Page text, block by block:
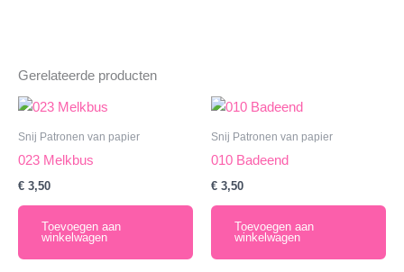
Gerelateerde producten
Snij Patronen van papier
023 Melkbus
€ 3,50
Toevoegen aan
winkelwagen
Snij Patronen van papier
010 Badeend
€ 3,50
Toevoegen aan
winkelwagen